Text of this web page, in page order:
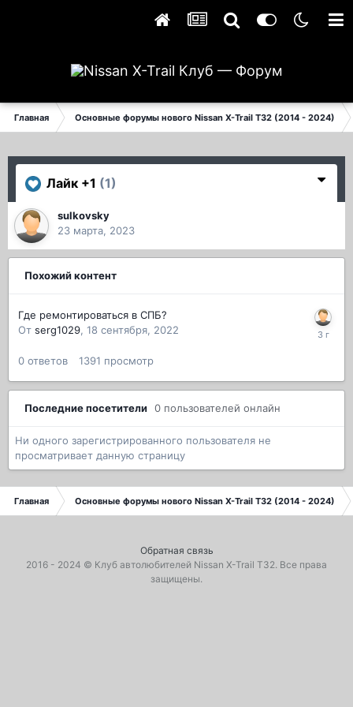
Главная Основные форумы нового Nissan X-Trail T32 (2014 - 2024)
Лайк +1 (1)
sulkovsky
23 марта, 2023
Похожий контент
Где ремонтироваться в СПБ?
От serg1029, 18 сентября, 2022
0 ответов 1391 просмотр
Последние посетители 0 пользователей онлайн
Ни одного зарегистрированного пользователя не
просматривает данную страницу
Главная Основные форумы нового Nissan X-Trail T32 (2014 - 2024)
Обратная связь
2016 - 2024 © Клуб автолюбителей Nissan X-Trail T32. Все права
защищены.